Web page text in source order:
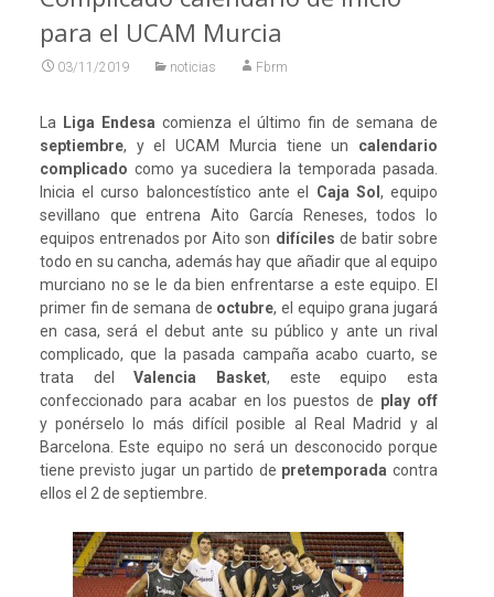
para el UCAM Murcia
03/11/2019 noticias Fbrm
La Liga Endesa comienza el último fin de semana de
septiembre, y el UCAM Murcia tiene un calendario
complicado como ya sucediera la temporada pasada.
Inicia el curso baloncestístico ante el Caja Sol , equipo
sevillano que entrena Aito García Reneses, todos lo
equipos entrenados por Aito son difíciles de batir sobre
todo en su cancha, además hay que añadir que al equipo
murciano no se le da bien enfrentarse a este equipo. El
primer fin de semana de octubre, el equipo grana jugará
en casa, será el debut ante su público y ante un rival
complicado, que la pasada campaña acabo cuarto, se
trata delValencia Basket, este equipo esta
confeccionado para acabar en los puestos de play off
y ponérselo lo más difícil posible al Real Madrid y al
Barcelona. Este equipo no será un desconocido porque
tiene previsto jugar un partido de pretemporada contra
ellos el 2 de septiembre.